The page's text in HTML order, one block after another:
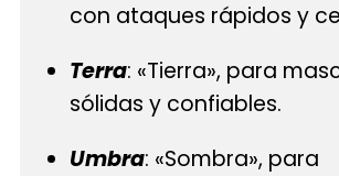
con ataques rápidos y
Terra: «Tierra», para
sólidas y confiables.
Umbra: «Sombra», para